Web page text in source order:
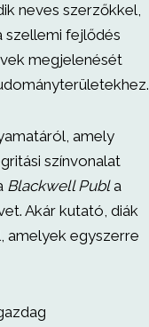
neves szerzőkkel,
szellemi fejlődés
megjelenését
amely
színvonalat
Blackwell Publa
Akár kutató, diák
amelyek egyszerre